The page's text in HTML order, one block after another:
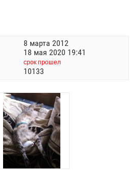
8 марта 2012
18 мая 2020 19:41
срок прошел
10133